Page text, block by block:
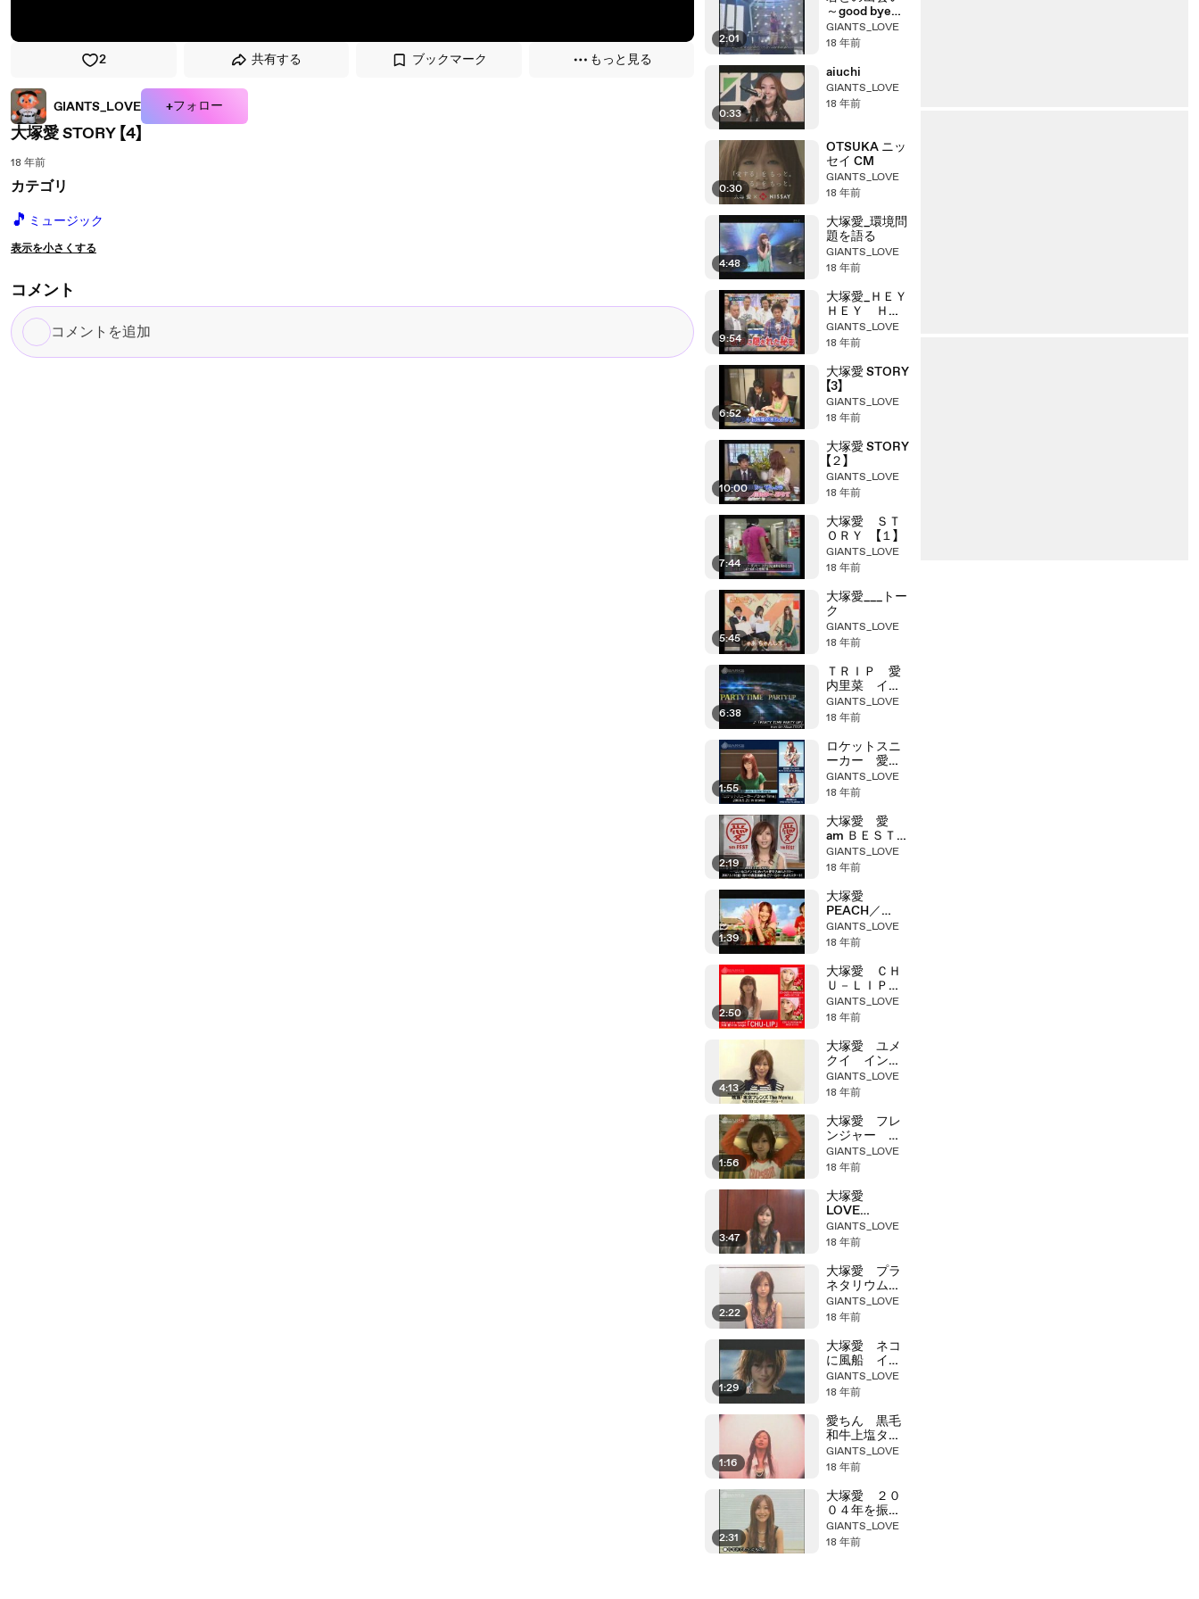
2 共有する ブックマーク もっと見る
GIANTS_LOVE +フォロー
大塚愛 STORY 【4】
18 年前
カテゴリ
🎵 ミュージック
表示を小さくする
コメント
コ
メ
2:01
～good bye
my days～
GIANTS_LOVE
18 年前
0:33
aiuchi
GIANTS_LOVE
18 年前
0:30
OTSUKA ニッ
セイ CM
GIANTS_LOVE
18 年前
4:48
大塚愛_環境問
題を語る
GIANTS_LOVE
18 年前
9:54
大塚愛_ＨＥＹ
ＨＥＹ ＨＥ
Ｙ！
GIANTS_LOVE
18 年前
6:52
大塚愛 STORY
【3】
GIANTS_LOVE
18 年前
10:00
大塚愛 STORY
【２】
GIANTS_LOVE
18 年前
7:44
大塚愛 ＳＴ
ＯＲＹ 【１】
GIANTS_LOVE
18 年前
5:45
大塚愛___トー
ク
GIANTS_LOVE
18 年前
6:38
ＴＲＩＰ 愛
内里菜 イン
タビュー
GIANTS_LOVE
18 年前
1:55
ロケットスニ
ーカー 愛ち
んインタビュ
ー
GIANTS_LOVE
18 年前
2:19
大塚愛 愛
am ＢＥＳＴ
インタビュー
GIANTS_LOVE
18 年前
1:39
大塚愛
PEACH／
HEART イン
タビュー
GIANTS_LOVE
18 年前
2:50
大塚愛 ＣＨ
Ｕ－ＬＩＰ
インタビュー
GIANTS_LOVE
18 年前
4:13
大塚愛 ユメ
クイ インタ
ビュー
GIANTS_LOVE
18 年前
1:56
大塚愛 フレ
ンジャー イ
ンタビュー
GIANTS_LOVE
18 年前
3:47
大塚愛
LOVE
COOK イン
タビュー
GIANTS_LOVE
18 年前
2:22
大塚愛 プラ
ネタリウム
インタビュー
GIANTS_LOVE
18 年前
1:29
大塚愛 ネコ
に風船 イン
タビュー
GIANTS_LOVE
18 年前
1:16
愛ちん 黒毛
和牛上塩タン
焼き６８０円
GIANTS_LOVE
18 年前
2:31
大塚愛 ２０
０４年を振り
返る質問
GIANTS_LOVE
18 年前